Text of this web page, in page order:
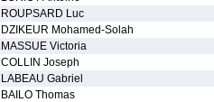
ROUPSARD Luc
DZIKEUR Mohamed-Solah
MASSUE Victoria
COLLIN Joseph
LABEAU Gabriel
BAILO Thomas